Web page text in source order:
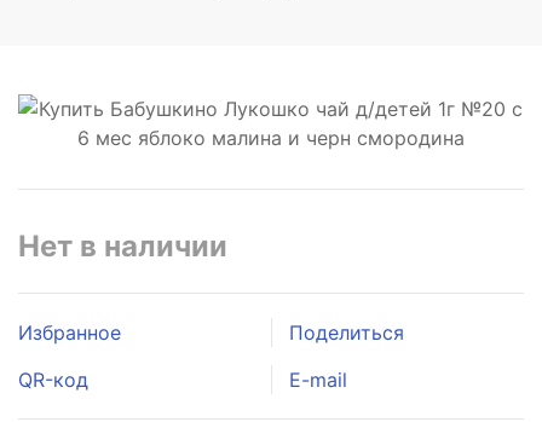
Нет в наличии
Избранное
Поделиться
QR-код
E-mail